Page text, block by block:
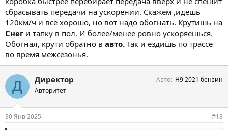
сбрасывать передачи на ускорении. Скажем ,идешь
120км/ч и все хорошо, но вот надо обогнать. Крутишь на
Снег и тапку в пол. И более/менее ровно ускоряешься.
Обогнал, крути обратно в авто. Так и ездишь по трассе
во время межсезонья.
Д Директор
Авторитет
Авто Н9 2021 бензин
30 Янв 2025 #18